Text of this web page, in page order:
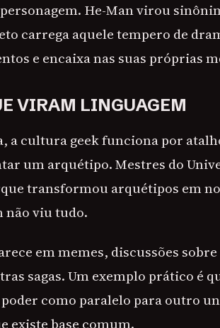
He-Man virou
carrega aquele tempero de
e encaixa nas suas próprias
VIRAM LINGUAGEM
a cultura geek funciona por
um arquétipo. Mestres do
transformou arquétipos em
não viu tudo.
em memes, discussões
sagas. Um exemplo prático é
como paralelo para outro
existe base comum.